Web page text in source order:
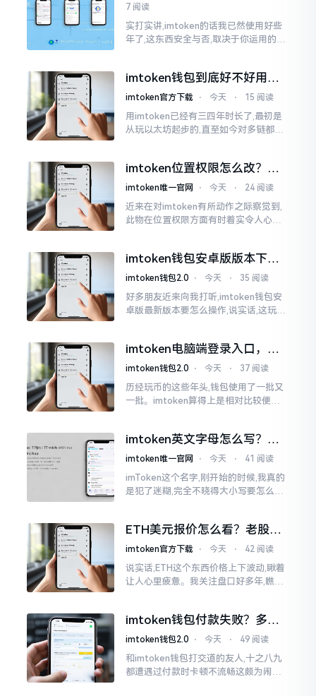
7 阅读
实打实讲,imtoken的话我已然使用好些
年了,这东西安全与否,取决于你运用的方
睹过非常多的人
imtoken钱包到底好不好用？
老玩家说说真实体验
imtoken官方下载 ⋅ 今天 ⋅ 15 阅读
用imtoken已经有三四年时长了,最初是
从玩以太坊起步的,直至如今对多链都有
imtoken位置权限怎么改？手
把手教你搞定
imtoken唯一官网 ⋅ 今天 ⋅ 24 阅读
近来在对imtoken有所动作之际察觉到,
此物在位置权限方面有时着实令人心生
的模样
imtoken钱包安卓版版本下载
安装教程
imtoken钱包2.0 ⋅ 今天 ⋅ 35 阅读
好多朋友近来向我打听,imtoken钱包安
卓版最新版本要怎么操作,说实话,这玩意
0版本
imtoken电脑端登录入口，地
址在这里
imtoken钱包2.0 ⋅ 今天 ⋅ 37 阅读
历经玩币的这些年头,钱包使用了一批又
一批。imtoken算得上是相对比较便于
就得去寻觅电脑端的入口。
imtoken英文字母怎么写？正
确拼写看这里
imtoken唯一官网 ⋅ 今天 ⋅ 41 阅读
imToken这个名字,刚开始的时候,我真的
是犯了迷糊,完全不晓得大小写要怎么去
ETH美元报价怎么看？老股民
手把手教你盯盘
imtoken官方下载 ⋅ 今天 ⋅ 42 阅读
说实话,ETH这个东西价格上下波动,瞅着
让人心里疲惫。我关注盘口好多年,瞧见
判断。
imtoken钱包付款失败？多半
是这几个原因闹的
imtoken钱包2.0 ⋅ 今天 ⋅ 49 阅读
和imtoken钱包打交道的友人,十之八九
都遭遇过付款时卡顿不流畅这颇为闹心